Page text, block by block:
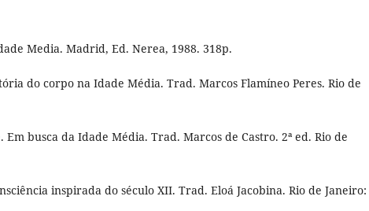
Media. Madrid, Ed. Nerea, 1988. 318p.
do corpo na Idade Média. Trad. Marcos Flamíneo Peres. Rio de
Em busca da Idade Média. Trad. Marcos de Castro. 2ª ed. Rio de
inspirada do século XII. Trad. Eloá Jacobina. Rio de Janeiro: